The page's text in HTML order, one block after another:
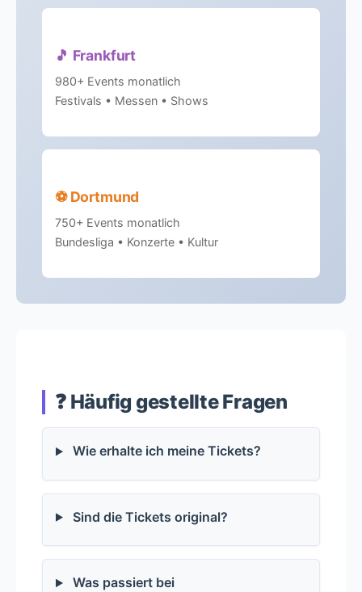
🎵 Frankfurt
980+ Events monatlich
Festivals • Messen • Shows
⚽ Dortmund
750+ Events monatlich
Bundesliga • Konzerte • Kultur
❓ Häufig gestellte Fragen
Wie erhalte ich meine Tickets?
Sind die Tickets original?
Was passiert bei